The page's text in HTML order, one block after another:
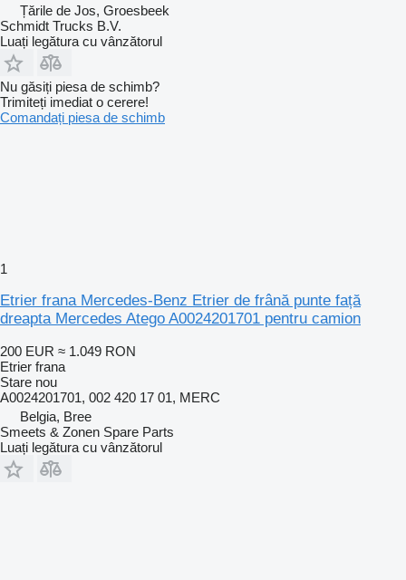
Țările de Jos, Groesbeek
Schmidt Trucks B.V.
Luați legătura cu vânzătorul
Nu găsiți piesa de schimb?
Trimiteți imediat o cerere!
Comandați piesa de schimb
1
Etrier frana Mercedes-Benz Etrier de frână punte față
dreapta Mercedes Atego A0024201701 pentru camion
200 EUR ≈ 1.049 RON
Etrier frana
Stare nou
A0024201701, 002 420 17 01, MERC
Belgia, Bree
Smeets & Zonen Spare Parts
Luați legătura cu vânzătorul